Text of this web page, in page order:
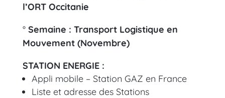
l’ORT Occitanie
° Semaine : Transport Logistique en
Mouvement (Novembre)
STATION ENERGIE :
Appli mobile – Station GAZ en France
Liste et adresse des Stations